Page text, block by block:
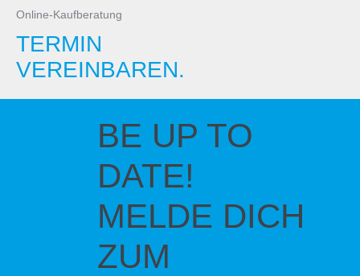
Online-Kaufberatung
TERMIN
VEREINBAREN.
BE UP TO
DATE!
MELDE DICH
ZUM